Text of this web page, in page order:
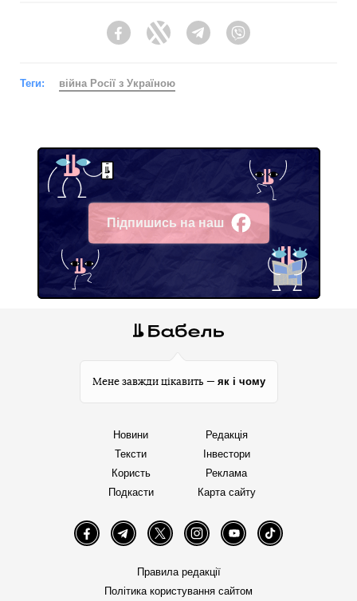
FacebookTwitter Telegram
Теги: війна Росії з Україною
Підпишись на наш
Facebook
Мене завжди цікавить — як і чому
Новини
Тексти
Користь
Подкасти
Редакція
Інвестори
Реклама
Карта сайту
FacebookTelegramTwitter InstagramYouTube TikTok
Правила редакції
Політика користування сайтом